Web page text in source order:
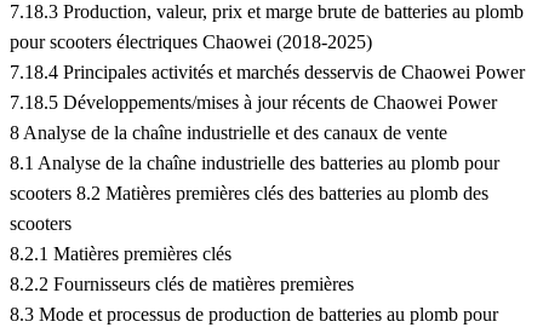
7.18.3 Production, valeur, prix et marge brute de batteries au plomb
pour scooters électriques Chaowei (2018-2025)
7.18.4 Principales activités et marchés desservis de Chaowei Power
7.18.5 Développements/mises à jour récents de Chaowei Power
8 Analyse de la chaîne industrielle et des canaux de vente
8.1 Analyse de la chaîne industrielle des batteries au plomb pour
scooters 8.2 Matières premières clés des batteries au plomb des
scooters
8.2.1 Matières premières clés
8.2.2 Fournisseurs clés de matières premières
8.3 Mode et processus de production de batteries au plomb pour